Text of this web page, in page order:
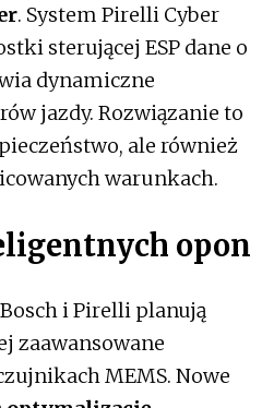
. System Pirelli Cyber
sterującej ESP dane o
dynamiczne
jazdy. Rozwiązanie to
ale również
warunkach.
opon
i Pirelli planują
zaawansowane
MEMS. Nowe